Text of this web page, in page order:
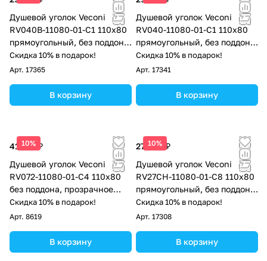
Душевой уголок Veconi
RV040B-11080-01-C1 110х80
прямоугольный, без поддона,
прозрачное стекло, чёрный
матовый
Скидка 10% в подарок!
Арт. 17365
В корзину
Душевой уголок Veconi
RV040-11080-01-C1 110х80
прямоугольный, без поддона,
прозрачное стекло, хром
Скидка 10% в подарок!
Арт. 17341
В корзину
10%
41 412 ₽
Душевой уголок Veconi
RV072-11080-01-C4 110х80
без поддона, прозрачное
стекло, хром
Скидка 10% в подарок!
Арт. 8619
В корзину
10%
27 698 ₽
Душевой уголок Veconi
RV27CH-11080-01-C8 110х80
прямоугольный, без поддона,
прозрачное стекло, хром
Скидка 10% в подарок!
Арт. 17308
В корзину